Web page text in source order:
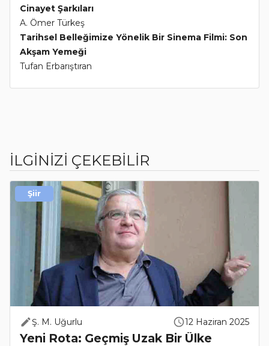
Cinayet Şarkıları
A. Ömer Türkeş
Tarihsel Belleğimize Yönelik Bir Sinema Filmi: Son
Akşam Yemeği
Tufan Erbarıştıran
İLGİNİZİ ÇEKEBİLİR
Ş. M. Uğurlu 12 Haziran 2025
Yeni Rota: Geçmiş Uzak Bir Ülke
Şiir